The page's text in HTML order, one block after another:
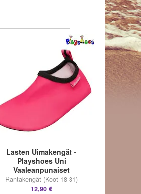
Lasten Uimakengät -
Playshoes Uni
Vaaleanpunaiset
Rantakengät (Koot 18-31)
12,90 €